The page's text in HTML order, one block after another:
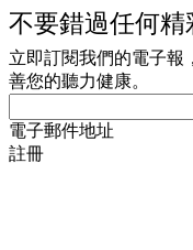
不要錯過任何精
立即訂閱我們的電子報
善您的聽力健康。
電子郵件地址
註冊